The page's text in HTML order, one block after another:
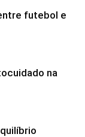
futebol e
na